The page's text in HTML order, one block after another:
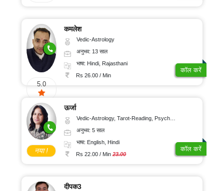
5.0
कमलेश
Vedic-Astrology
अनुभव: 13 साल
भाषा: Hindi, Rajasthani
Rs 26.00 / Min
कॉल करें
नया !
ऊर्जा
Vedic-Astrology, Tarot-Reading, Psychology, Prashna-Kundali
अनुभव: 5 साल
भाषा: English, Hindi
Rs 22.00 / Min23.00
कॉल करें
दीपक3